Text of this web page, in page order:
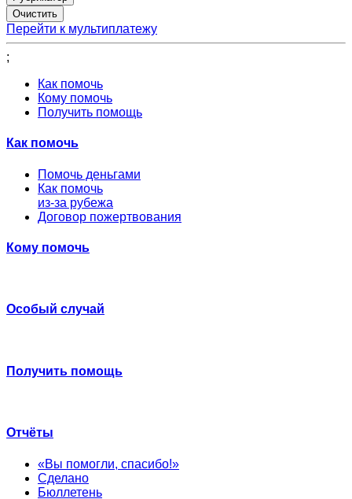
Перейти к мультиплатежу
;
Как помочь
Кому помочь
Получить помощь
Как помочь
Помочь деньгами
Как помочь
из-за рубежа
Договор пожертвования
Кому помочь
Особый случай
Получить помощь
Отчёты
«Вы помогли, спасибо!»
Сделано
Бюллетень